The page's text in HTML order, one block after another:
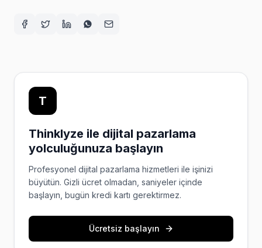
Facebook
TwitterLinkedInWhatsApp
E-posta
T
Thinklyze ile dijital pazarlama
yolculuğunuza başlayın
Profesyonel dijital pazarlama hizmetleri ile işinizi
büyütün. Gizli ücret olmadan, saniyeler içinde
başlayın, bugün kredi kartı gerektirmez.
Ücretsiz başlayın